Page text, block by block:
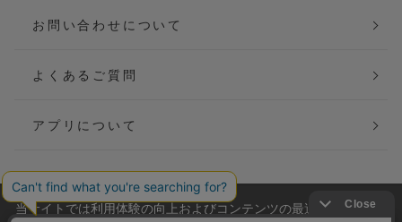
お問い合わせについて
よくあるご質問
アプリについて
当サイトでは利用体験の向上およびコンテンツの最適な提供、ト